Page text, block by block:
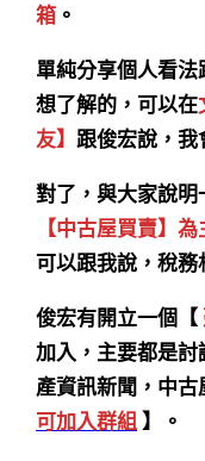
箱 。
單純分享個人看
想了解的，可以在
友】 跟俊宏說，我
對了，與大家說明
【中古屋買賣】為
可以跟我說，稅務
俊宏有開立一個【
加入，主要都是
產資訊新聞，中
可加入群組】。